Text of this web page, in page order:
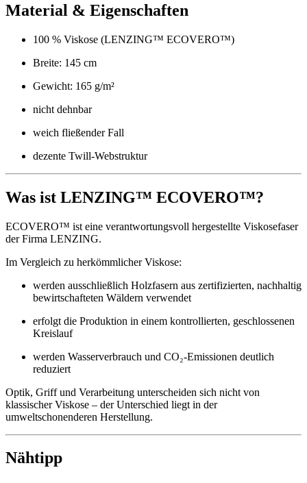
Material & Eigenschaften
100 % Viskose (LENZING™ ECOVERO™)
Breite: 145 cm
Gewicht: 165 g/m²
nicht dehnbar
weich fließender Fall
dezente Twill-Webstruktur
Was ist LENZING™ ECOVERO™?
ECOVERO™ ist eine verantwortungsvoll hergestellte Viskosefaser
der Firma LENZING.
Im Vergleich zu herkömmlicher Viskose:
werden ausschließlich Holzfasern aus zertifizierten, nachhaltig
bewirtschafteten Wäldern verwendet
erfolgt die Produktion in einem kontrollierten, geschlossenen
Kreislauf
werden Wasserverbrauch und CO₂-Emissionen deutlich
reduziert
Optik, Griff und Verarbeitung unterscheiden sich nicht von
klassischer Viskose – der Unterschied liegt in der
umweltschonenderen Herstellung.
Nähtipp